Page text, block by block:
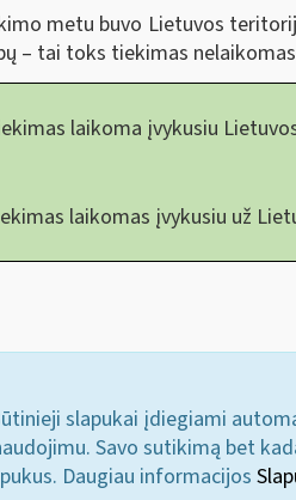
metu buvo Lietuvos
– tai toks tiekimas
laikoma įvykusiu
laikomas įvykusiu už
slapukai įdiegiami
Savo sutikimą bet
Daugiau informacijos